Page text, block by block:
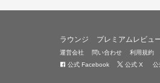
ラウンジ プレミアムレビュ
運営会社 問い合わせ 利用規約
公式 Facebook
公式 X 公